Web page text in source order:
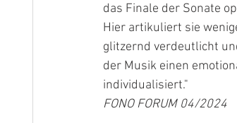
das Finale der Sonate
Hier artikuliert sie
glitzernd verdeutlicht
der Musik einen
individualisiert."
FONO FORUM 04/2024